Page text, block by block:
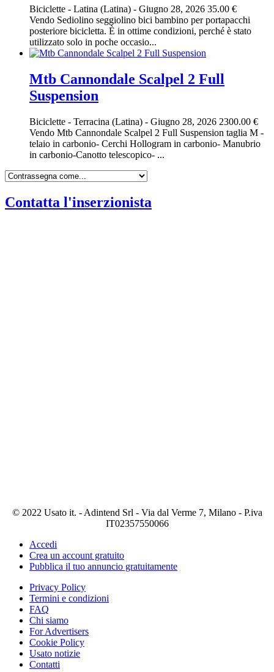
Biciclette - Latina (Latina) - Giugno 28, 2026 35.00 €
Vendo Sediolino seggiolino bici bambino per portapacchi
posteriore bicicletta. È in ottime condizioni, perché è stato
utilizzato solo in poche occasio...
Mtb Cannondale Scalpel 2 Full
Suspension
Biciclette - Terracina (Latina) - Giugno 28, 2026 2300.00 €
Vendo Mtb Cannondale Scalpel 2 Full Suspension taglia M -
telaio in carbonio- Cerchi Hollogram in carbonio- Manubrio
in carbonio-Canotto telescopico- ...
Contatta l'inserzionista
© 2022 Usato it. - Adintend Srl - Via dal Verme 7, Milano - P.iva
IT02357550066
Accedi
Crea un account gratuito
Pubblica il tuo annuncio gratuitamente
Privacy Policy
Termini e condizioni
FAQ
Chi siamo
For Advertisers
Cookie Policy
Usato notizie
Contatti